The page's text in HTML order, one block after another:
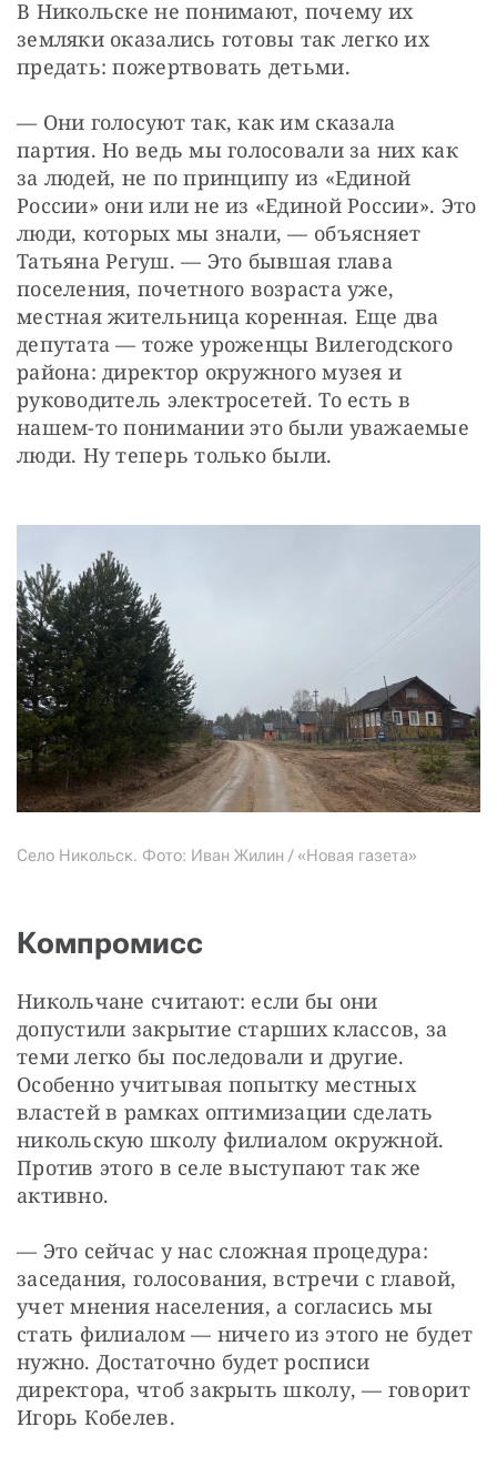
В Никольске не понимают, почему их
земляки оказались готовы так легко их
предать: пожертвовать детьми.
— Они голосуют так, как им сказала
партия. Но ведь мы голосовали за них как
за людей, не по принципу из «Единой
России» они или не из «Единой России». Это
люди, которых мы знали, — объясняет
Татьяна Регуш. — Это бывшая глава
поселения, почетного возраста уже,
местная жительница коренная. Еще два
депутата — тоже уроженцы Вилегодского
района: директор окружного музея и
руководитель электросетей. То есть в
нашем-то понимании это были уважаемые
люди. Ну теперь только были.
Село Никольск. Фото: Иван Жилин / «Новая газета»
Компромисс
Никольчане считают: если бы они
допустили закрытие старших классов, за
теми легко бы последовали и другие.
Особенно учитывая попытку местных
властей в рамках оптимизации сделать
никольскую школу филиалом окружной.
Против этого в селе выступают так же
активно.
— Это сейчас у нас сложная процедура:
заседания, голосования, встречи с главой,
учет мнения населения, а согласись мы
стать филиалом — ничего из этого не будет
нужно. Достаточно будет росписи
директора, чтоб закрыть школу, — говорит
Игорь Кобелев.